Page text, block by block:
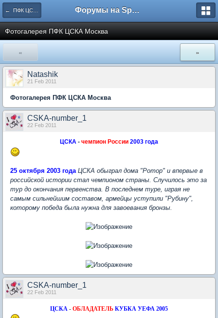
← ПФК ЦСКА Москва Форумы на Sportbox.ru
Фотогалерея ПФК ЦСКА Москва
« »
Natashik
21 Feb 2011
Фотогалерея ПФК ЦСКА Москва
CSKA-number_1
22 Feb 2011
ЦСКА - чемпион России 2003 года
25 октября 2003 года ЦСКА обыграл дома "Ротор" и впервые в
российской истории стал чемпионом страны. Случилось это за
тур до окончания первенства. В последнем туре, играя не
самым сильнейшим составом, армейцы уступили "Рубину",
которому победа была нужна для завоевания бронзы.
CSKA-number_1
22 Feb 2011
ЦСКА - ОБЛАДАТЕЛЬ КУБКА УЕФА 2005